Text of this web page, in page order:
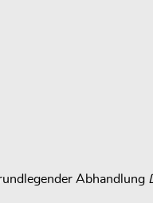
Abhandlung